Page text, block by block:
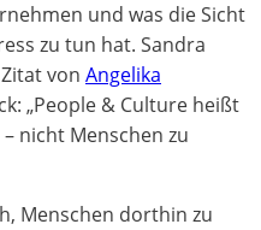
und was die Sicht
zu tun hat. Sandra
von Angelika
„People & Culture heißt
nicht Menschen zu
Menschen dorthin zu